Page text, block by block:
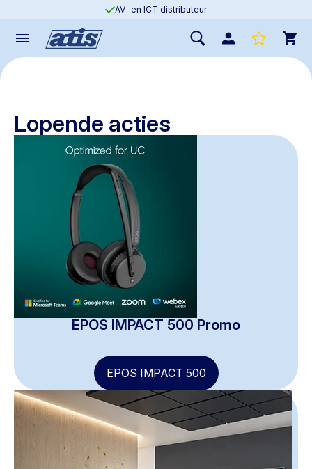
AV- en ICT distributeur
Lopende acties
EPOS IMPACT 500 Promo
EPOS IMPACT 500